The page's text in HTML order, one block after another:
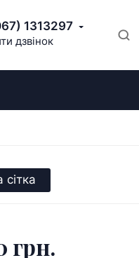
1313297
дзвінок
сітка
грн.